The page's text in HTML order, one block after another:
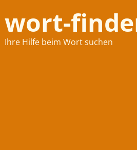
wort-
Ihre Hilfe beim Wort suchen